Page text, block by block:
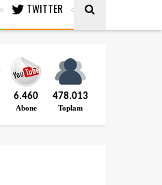
TWITTER
6.460
Abone
478.013
Toplam